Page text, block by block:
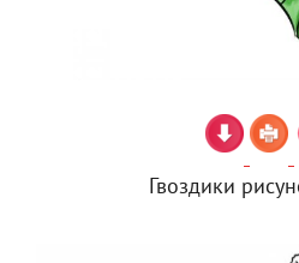
Гвоздики